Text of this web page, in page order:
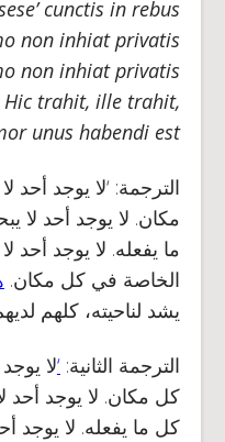
cunctis in rebus
non inhiat privatis
non inhiat privatis
trahit, ille trahit,
unus habendi est.
الترجمة: ‘لا يوجد
مكان. لا يوجد أحد
ما يفعله. لا يوجد أحد
الخاصة في كل مكان.
يشد لناحيته، كلهم
الترجمة الثانية:
‘لا
كل مكان. لا يوجد
كل ما يفعله. لا يوجد